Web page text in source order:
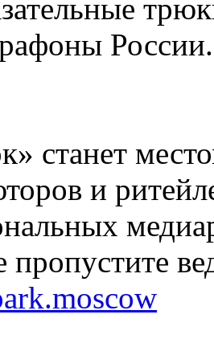
России.
станет
и
пропустите